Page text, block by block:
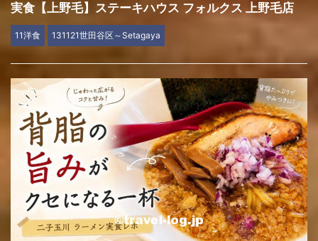
実食【上野毛】ステーキハウス フォルクス 上野毛店
11洋食 131121世田谷区～Setagaya